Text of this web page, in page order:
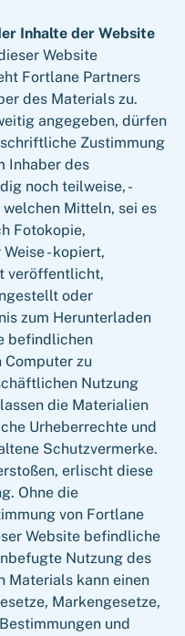
Inhalte der Website
Website
Fortlane Partners
des Materials zu.
angegeben, dürfen
Zustimmung
Inhaber des
noch teilweise, -
Mitteln, sei es
Fotokopie,
- kopiert,
veröffentlicht,
oder
zum Herunterladen
befindlichen
Computer zu
Nutzung
die Materialien
Urheberrechte und
Schutzvermerke.
erlischt diese
Ohne die
von Fortlane
Website befindliche
Nutzung des
Materials kann einen
Markengesetze,
und